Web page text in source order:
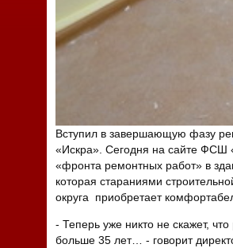
Вступил в завершающую фазу
«Искра». Сегодня на сайте ФСШ
«фронта ремонтных работ» в
которая стараниями
округа приобретает
- Теперь уже никто не скажет,
больше 35 лет… - говорит